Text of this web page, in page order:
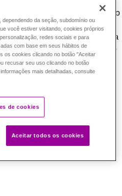
a recomposição é a avaliação
a sua aplicação correta que
validados e estimulados a
etapas da vida escolar. Como
realmente aprendendo?
entender como estender as
da simples aplicação de
de recursos e aplicações
do seu plano pedagógico
dependendo da seção, subdomínio ou
você estiver visitando, cookies próprios
redes sociais e para
com base em seus hábitos de
os cookies clicando no botão "Aceitar
recusar seu uso clicando no botão
mais detalhadas, consulte
de cookies
Aceitar todos os cookies